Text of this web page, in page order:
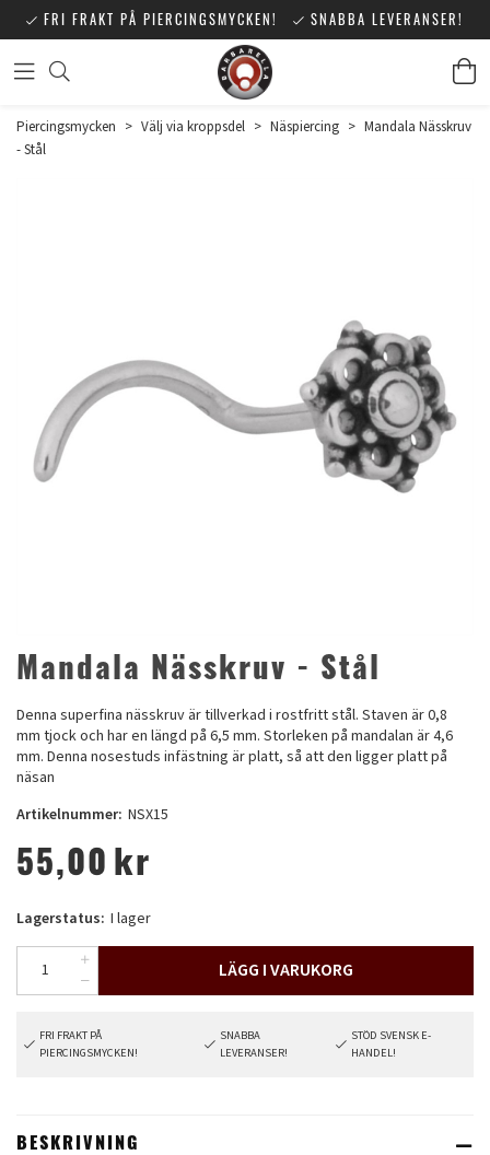
FRI FRAKT PÅ PIERCINGSMYCKEN! SNABBA LEVERANSER!
Piercingsmycken > Välj via kroppsdel > Näspiercing > Mandala Nässkruv
- Stål
Mandala Nässkruv - Stål
Denna superfina nässkruv är tillverkad i rostfritt stål. Staven är 0,8
mm tjock och har en längd på 6,5 mm. Storleken på mandalan är 4,6
mm. Denna nosestuds infästning är platt, så att den ligger platt på
näsan
Artikelnummer: NSX15
55,00 kr
Lagerstatus: I lager
LÄGG I VARUKORG
FRI FRAKT PÅ
PIERCINGSMYCKEN!
SNABBA
LEVERANSER!
STÖD SVENSK E-
HANDEL!
BESKRIVNING